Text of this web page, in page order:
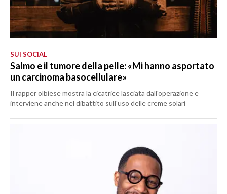
SUI SOCIAL
Salmo e il tumore della pelle: «Mi hanno asportato
un carcinoma basocellulare»
Il rapper olbiese mostra la cicatrice lasciata dall'operazione e
interviene anche nel dibattito sull'uso delle creme solari